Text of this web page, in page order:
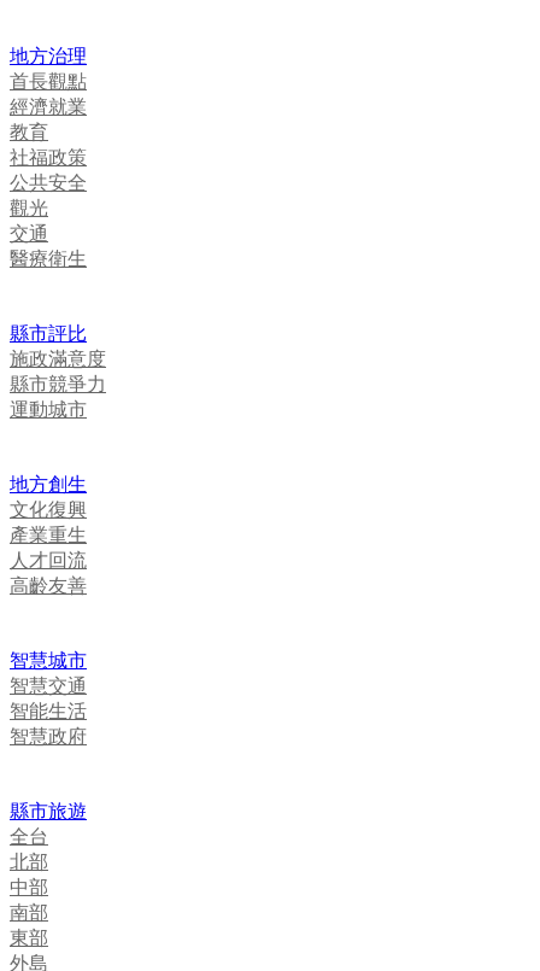
地方治理
首長觀點
經濟就業
教育
社福政策
公共安全
觀光
交通
醫療衛生
縣市評比
施政滿意度
縣市競爭力
運動城市
地方創生
文化復興
產業重生
人才回流
高齡友善
智慧城市
智慧交通
智能生活
智慧政府
縣市旅遊
全台
北部
中部
南部
東部
外島